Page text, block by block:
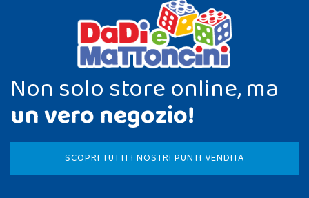
Non solo store online, ma
un vero negozio!
SCOPRI TUTTI I NOSTRI PUNTI VENDITA